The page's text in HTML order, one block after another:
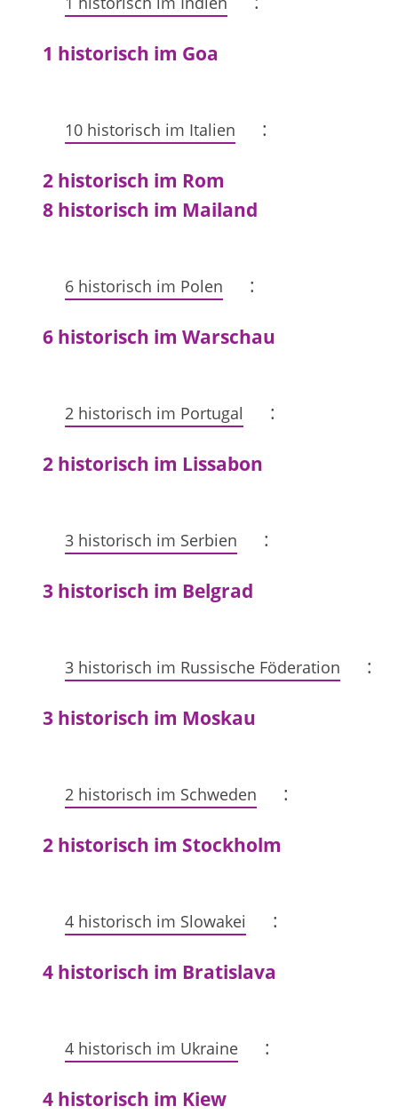
1 historisch im Goa
10 historisch im Italien :
2 historisch im Rom
8 historisch im Mailand
6 historisch im Polen :
6 historisch im Warschau
2 historisch im Portugal :
2 historisch im Lissabon
3 historisch im Serbien :
3 historisch im Belgrad
3 historisch im Russische Föderation :
3 historisch im Moskau
2 historisch im Schweden :
2 historisch im Stockholm
4 historisch im Slowakei :
4 historisch im Bratislava
4 historisch im Ukraine :
4 historisch im Kiew